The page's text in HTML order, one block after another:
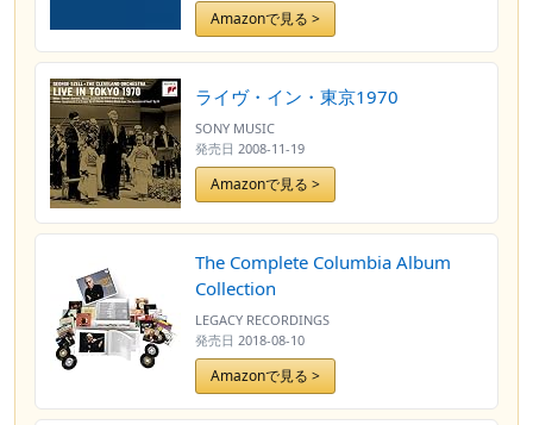
Amazonで見る >
ライヴ・イン・東京1970
SONY MUSIC
発売日 2008-11-19
Amazonで見る >
The Complete Columbia Album
Collection
LEGACY RECORDINGS
発売日 2018-08-10
Amazonで見る >